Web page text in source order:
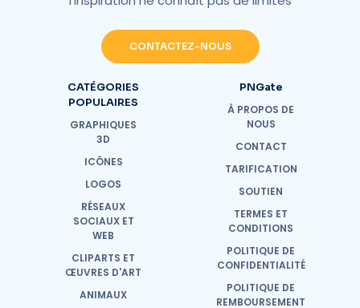
CONTACTEZ-NOUS
CATÉGORIES
POPULAIRES
GRAPHIQUES
3D
ICÔNES
LOGOS
RÉSEAUX
SOCIAUX ET
WEB
CLIPARTS ET
ŒUVRES D'ART
ANIMAUX
PNGate
À PROPOS DE
NOUS
CONTACT
TARIFICATION
SOUTIEN
TERMES ET
CONDITIONS
POLITIQUE DE
CONFIDENTIALITÉ
POLITIQUE DE
REMBOURSEMENT